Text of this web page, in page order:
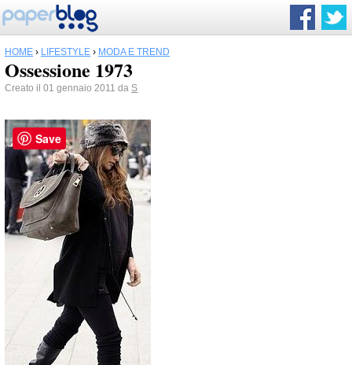
HOME › LIFESTYLE › MODA E TREND
Ossessione 1973
Creato il 01 gennaio 2011 da S
Save